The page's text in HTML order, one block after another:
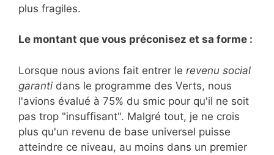
plus fragiles.
Le montant que vous préconisez et sa forme :
Lorsque nous avions fait entrer le revenu social
garanti dans le programme des Verts, nous
l'avions évalué à 75% du smic pour qu'il ne soit
pas trop "insuffisant". Malgré tout, je ne crois
plus qu'un revenu de base universel puisse
atteindre ce niveau, au moins dans un premier